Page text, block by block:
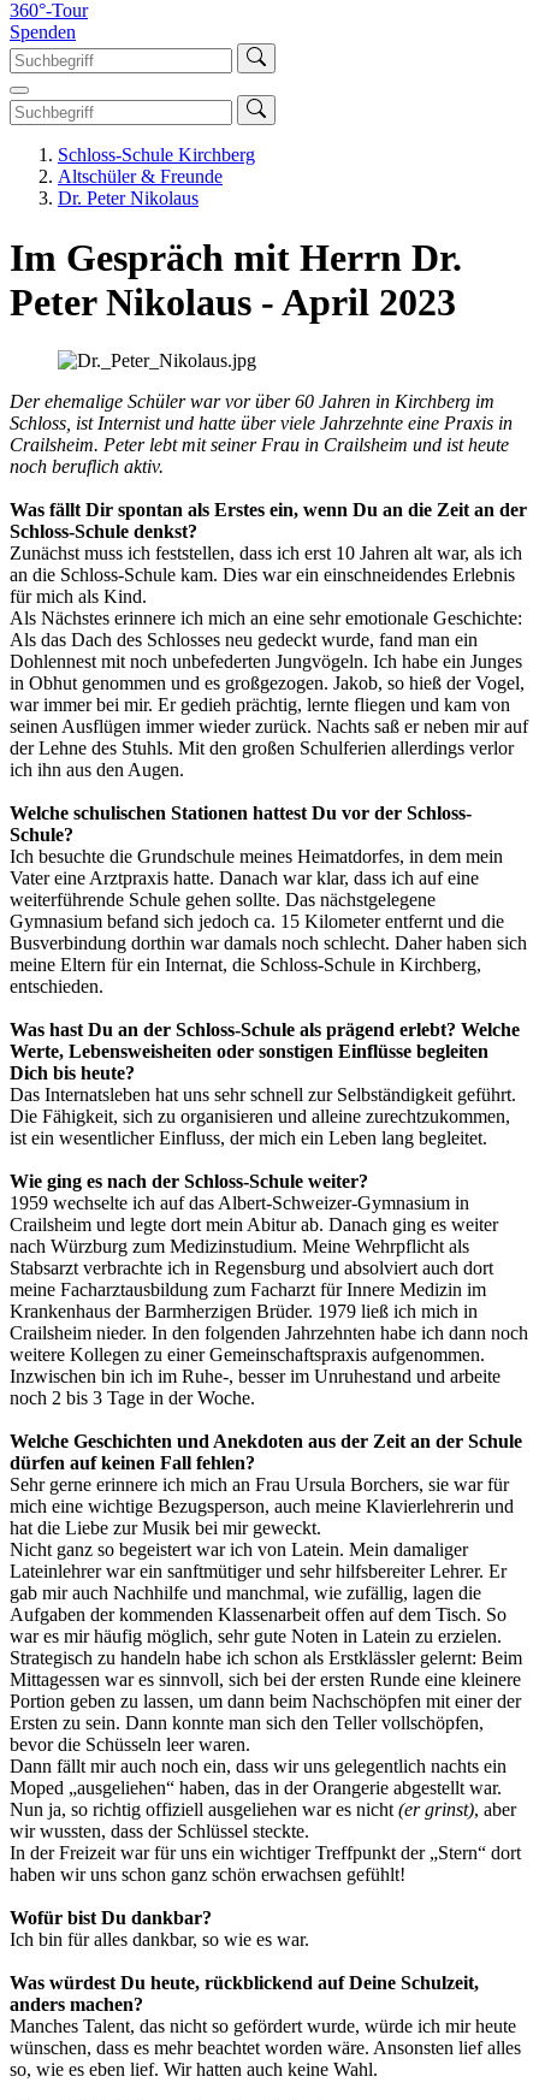
360°-Tour
Spenden
Schloss-Schule Kirchberg
Altschüler & Freunde
Dr. Peter Nikolaus
Im Gespräch mit Herrn Dr.
Peter Nikolaus - April 2023
Der ehemalige Schüler war vor über 60 Jahren in Kirchberg im
Schloss, ist Internist und hatte über viele Jahrzehnte eine Praxis in
Crailsheim. Peter lebt mit seiner Frau in Crailsheim und ist heute
noch beruflich aktiv.
Was fällt Dir spontan als Erstes ein, wenn Du an die Zeit an der
Schloss-Schule denkst?
Zunächst muss ich feststellen, dass ich erst 10 Jahren alt war, als ich
an die Schloss-Schule kam. Dies war ein einschneidendes Erlebnis
für mich als Kind.
Als Nächstes erinnere ich mich an eine sehr emotionale Geschichte:
Als das Dach des Schlosses neu gedeckt wurde, fand man ein
Dohlennest mit noch unbefederten Jungvögeln. Ich habe ein Junges
in Obhut genommen und es großgezogen. Jakob, so hieß der Vogel,
war immer bei mir. Er gedieh prächtig, lernte fliegen und kam von
seinen Ausflügen immer wieder zurück. Nachts saß er neben mir auf
der Lehne des Stuhls. Mit den großen Schulferien allerdings verlor
ich ihn aus den Augen.
Welche schulischen Stationen hattest Du vor der Schloss-
Schule?
Ich besuchte die Grundschule meines Heimatdorfes, in dem mein
Vater eine Arztpraxis hatte. Danach war klar, dass ich auf eine
weiterführende Schule gehen sollte. Das nächstgelegene
Gymnasium befand sich jedoch ca. 15 Kilometer entfernt und die
Busverbindung dorthin war damals noch schlecht. Daher haben sich
meine Eltern für ein Internat, die Schloss-Schule in Kirchberg,
entschieden.
Was hast Du an der Schloss-Schule als prägend erlebt? Welche
Werte, Lebensweisheiten oder sonstigen Einflüsse begleiten
Dich bis heute?
Das Internatsleben hat uns sehr schnell zur Selbständigkeit geführt.
Die Fähigkeit, sich zu organisieren und alleine zurechtzukommen,
ist ein wesentlicher Einfluss, der mich ein Leben lang begleitet.
Wie ging es nach der Schloss-Schule weiter?
1959 wechselte ich auf das Albert-Schweizer-Gymnasium in
Crailsheim und legte dort mein Abitur ab. Danach ging es weiter
nach Würzburg zum Medizinstudium. Meine Wehrpflicht als
Stabsarzt verbrachte ich in Regensburg und absolviert auch dort
meine Facharztausbildung zum Facharzt für Innere Medizin im
Krankenhaus der Barmherzigen Brüder. 1979 ließ ich mich in
Crailsheim nieder. In den folgenden Jahrzehnten habe ich dann noch
weitere Kollegen zu einer Gemeinschaftspraxis aufgenommen.
Inzwischen bin ich im Ruhe-, besser im Unruhestand und arbeite
noch 2 bis 3 Tage in der Woche.
Welche Geschichten und Anekdoten aus der Zeit an der Schule
dürfen auf keinen Fall fehlen?
Sehr gerne erinnere ich mich an Frau Ursula Borchers, sie war für
mich eine wichtige Bezugsperson, auch meine Klavierlehrerin und
hat die Liebe zur Musik bei mir geweckt.
Nicht ganz so begeistert war ich von Latein. Mein damaliger
Lateinlehrer war ein sanftmütiger und sehr hilfsbereiter Lehrer. Er
gab mir auch Nachhilfe und manchmal, wie zufällig, lagen die
Aufgaben der kommenden Klassenarbeit offen auf dem Tisch. So
war es mir häufig möglich, sehr gute Noten in Latein zu erzielen.
Strategisch zu handeln habe ich schon als Erstklässler gelernt: Beim
Mittagessen war es sinnvoll, sich bei der ersten Runde eine kleinere
Portion geben zu lassen, um dann beim Nachschöpfen mit einer der
Ersten zu sein. Dann konnte man sich den Teller vollschöpfen,
bevor die Schüsseln leer waren.
Dann fällt mir auch noch ein, dass wir uns gelegentlich nachts ein
Moped „ausgeliehen“ haben, das in der Orangerie abgestellt war.
Nun ja, so richtig offiziell ausgeliehen war es nicht (er grinst), aber
wir wussten, dass der Schlüssel steckte.
In der Freizeit war für uns ein wichtiger Treffpunkt der „Stern“ dort
haben wir uns schon ganz schön erwachsen gefühlt!
Wofür bist Du dankbar?
Ich bin für alles dankbar, so wie es war.
Was würdest Du heute, rückblickend auf Deine Schulzeit,
anders machen?
Manches Talent, das nicht so gefördert wurde, würde ich mir heute
wünschen, dass es mehr beachtet worden wäre. Ansonsten lief alles
so, wie es eben lief. Wir hatten auch keine Wahl.